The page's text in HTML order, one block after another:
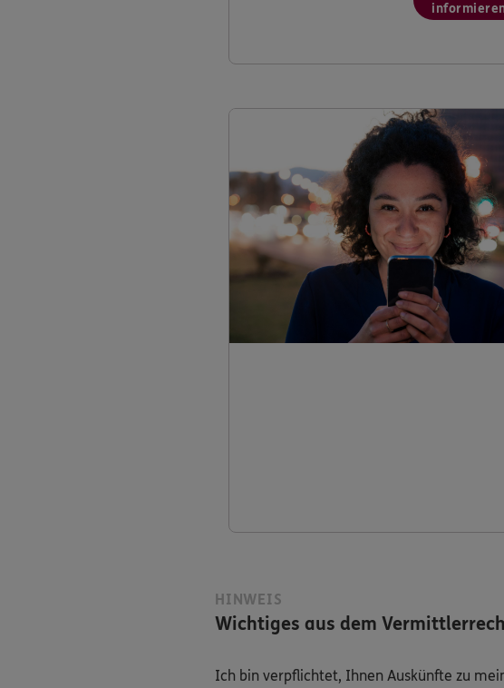
HINWEIS
Wichtiges aus dem
Ich bin verpflichtet, Ihnen Auskünfte zu